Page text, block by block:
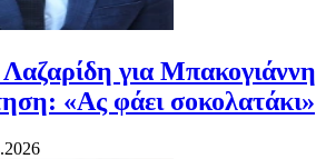
για Μπακογιάννη
«Ας φάει σοκολατάκι»